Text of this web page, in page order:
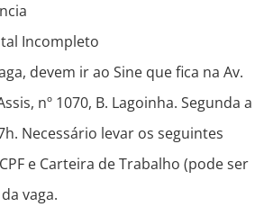
Incompleto
devem ir ao Sine que fica na Av.
nº 1070, B. Lagoinha. Segunda a
Necessário levar os seguintes
e Carteira de Trabalho (pode ser
vaga.